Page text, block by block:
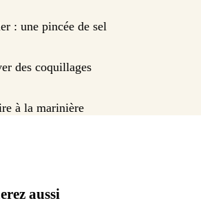
: une pincée de sel
des coquillages
à la marinière
aussi